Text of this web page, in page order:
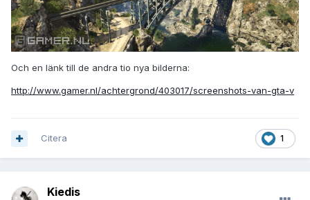
Och en länk till de andra tio nya bilderna:
http://www.gamer.nl/achtergrond/403017/screenshots-van-gta-v
1
Citera
Kiedis